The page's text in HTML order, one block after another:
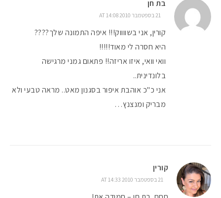
בת חן
21 בספטמבר 2010 AT 14:08
קורין, אני בשווווק!!! איפה התמונה שלך????
היא חסרה לי מאוד!!!!!
וואי וואי, איזו אריזה!! פתאום גמני מרגישה
בלונדינית..
אני כ"כ אוהבת איפור בסגנון מאט.. מראה טבעי ולא
מבריק ומנצנץ…
קורין
21 בספטמבר 2010 AT 14:33